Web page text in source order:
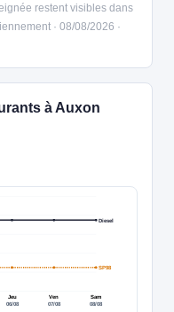
restent visibles dans
· 08/08/2026 ·
à Auxon
Jeu
06/08
Ven
07/08
Sam
08/08
Diesel
SP98